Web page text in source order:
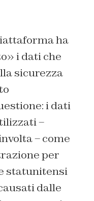
ha
i dati che
sicurezza
i dati
–
– come
per
statunitensi
dalle